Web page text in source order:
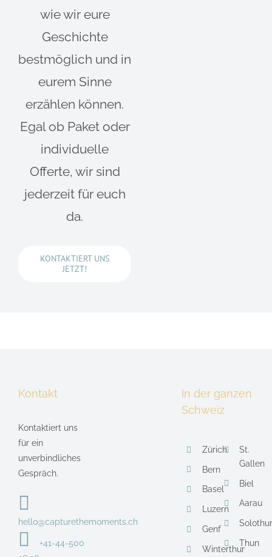
wie wir eure
Geschichte
bestmöglich und in
eurem Sinne
erzählen können.
Egal ob Paket oder
individuelle
Offerte, wir sind
jederzeit für euch
da.
KONTAKTIERT UNS
JETZT!
Kontakt
Kontaktiert uns
für ein
unverbindliches
Gespräch.
hello@capturethemoments.ch
+41-44-500
In der ganzen
Schweiz
Zürich
Bern
Basel
Luzern
Genf
Winterthur
St.
Gallen
Biel
Aarau
Thun